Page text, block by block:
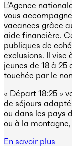
L’Agence
vous
vacances grâce
aide financière.
publiques de
exclusions. Il vise
jeunes de 18 à
touchée par le
« Départ 18:25 »
de séjours
ou dans les pays
ou à la
En savoir plus